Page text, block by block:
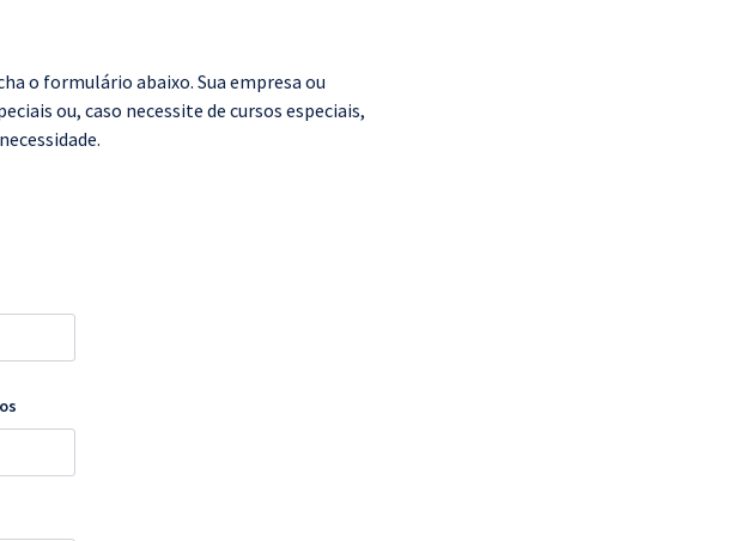
o formulário abaixo. Sua empresa ou
ou, caso necessite de cursos especiais,